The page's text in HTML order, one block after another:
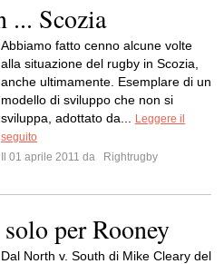
... Scozia
Abbiamo fatto cenno alcune volte
alla situazione del rugby in Scozia,
anche ultimamente. Esemplare di un
modello di sviluppo che non si
sviluppa, adottato da...
Leggere il
seguito
Il 01 aprile 2011 da
Rightrugby
per Rooney
Dal North v. South di Mike Cleary del